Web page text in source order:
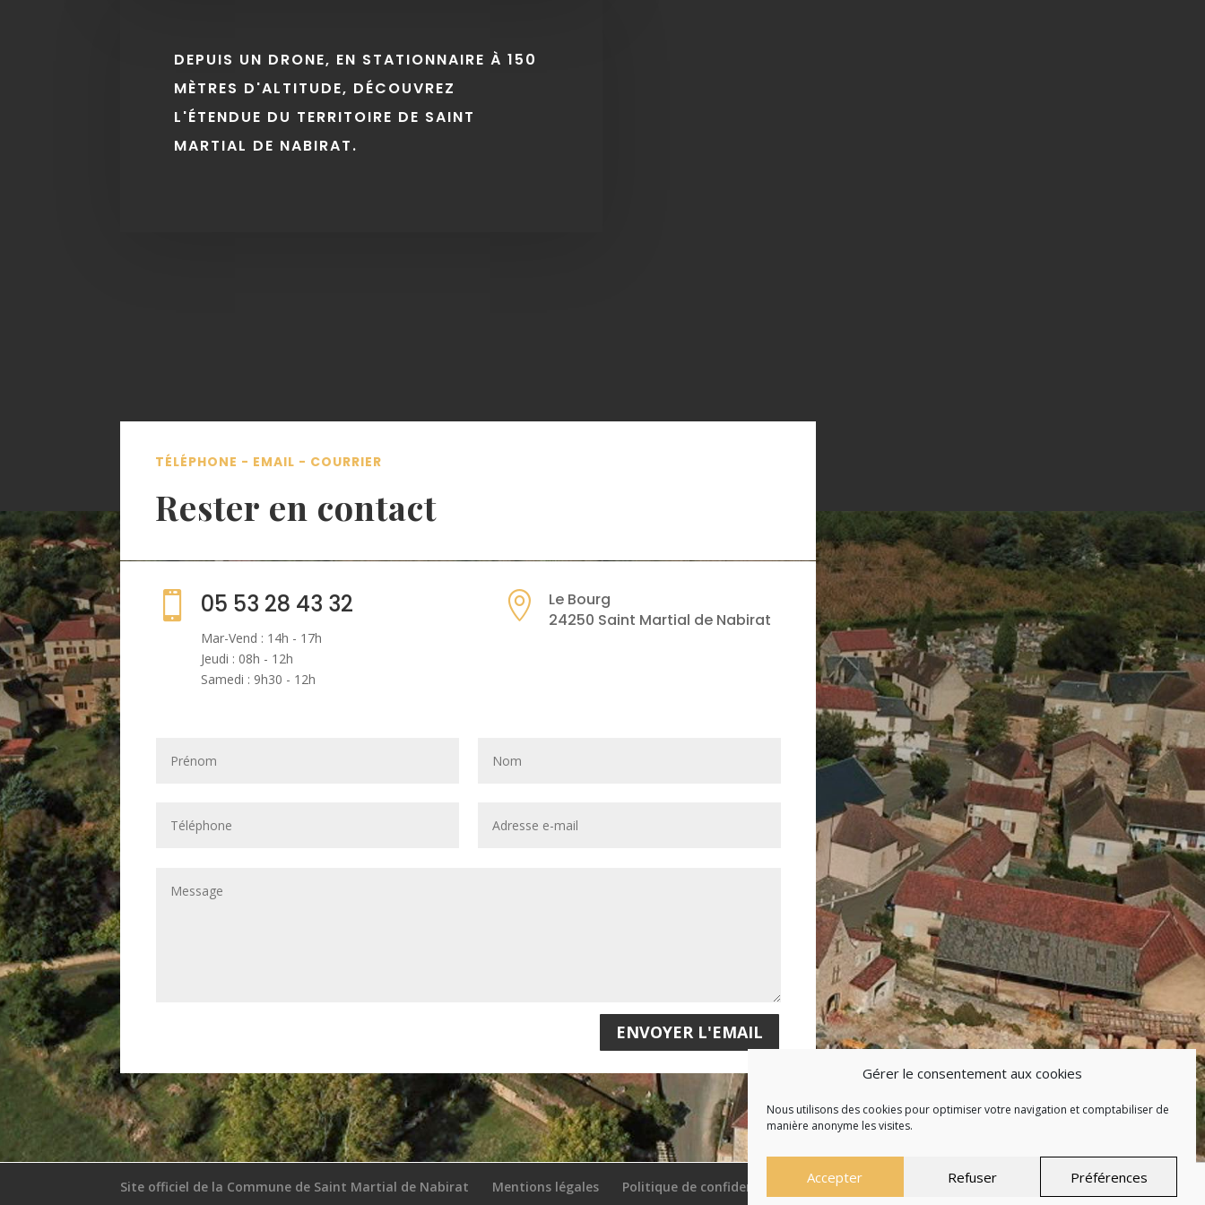
Gérer le consentement aux cookies
Nous utilisons des cookies pour optimiser votre navigation et comptabiliser de
manière anonyme les visites.
Accepter Refuser Préférences
DEPUIS UN DRONE, EN STATIONNAIRE À 150
MÈTRES D'ALTITUDE, DÉCOUVREZ
L'ÉTENDUE DU TERRITOIRE DE SAINT
MARTIAL DE NABIRAT.
TÉLÉPHONE - EMAIL - COURRIER
Rester en contact
 05 53 28 43 32
Mar-Vend : 14h - 17h
Jeudi : 08h - 12h
Samedi : 9h30 - 12h

Le Bourg
24250 Saint Martial de Nabirat
ENVOYER L'EMAIL
Site officiel de la Commune de Saint Martial de Nabirat Mentions légales Politique de confidentialité